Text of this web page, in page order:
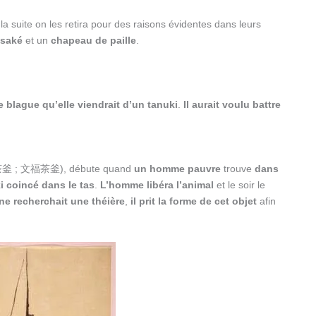
suite on les retira pour des raisons évidentes dans leurs
et un chapeau de paille
blague qu’elle viendrait d’un tanuki Il aurait voulu battre
; 文福茶釜), débute quand un homme pauvre trouve dans
coincé dans le tas. L’homme libéra l’animal et le soir le
recherchait une théière, il prit la forme de cet objet afin